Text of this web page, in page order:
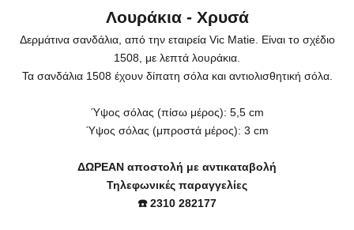
Λουράκια - Χρυσά
Δερμάτινα σανδάλια, από την εταιρεία Vic Matie. Είναι το σχέδιο
1508, με λεπτά λουράκια.
Τα σανδάλια 1508 έχουν δίπατη σόλα και αντιολισθητική σόλα.
Ύψος σόλας (πίσω μέρος): 5,5 cm
Ύψος σόλας (μπροστά μέρος): 3 cm
ΔΩΡΕΑΝ αποστολή με αντικαταβολή
Τηλεφωνικές παραγγελίες
☎️ 2310 282177